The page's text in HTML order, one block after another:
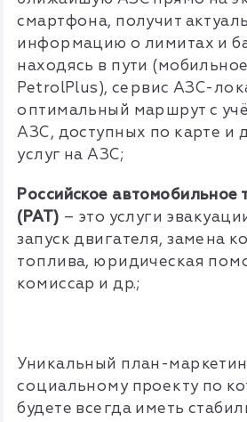
смартфона, получит
информацию о лимитах и
находясь в пути
PetrolPlus), сервис АЗС-
оптимальный маршрут с
АЗС, доступных по карте и
услуг на АЗС;
Российское автомобильное
(РАТ) – это услуги
запуск двигателя, замена
топлива, юридическая
комиссар и др.;
Уникальный план-
социальному проекту по
будете всегда иметь